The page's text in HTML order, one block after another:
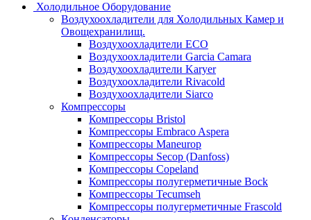
Холодильное Оборудование
Воздухоохладители для Холодильных Камер и
Овощехранилищ.
Воздухоохладители ECO
Воздухоохладители Garcia Camara
Воздухоохладители Karyer
Воздухоохладители Rivacold
Воздухоохладители Siarco
Компрессоры
Компрессоры Bristol
Компрессоры Embraco Aspera
Компрессоры Maneurop
Компрессоры Secop (Danfoss)
Компрессоры Copeland
Компрессоры полугерметичные Bock
Компрессоры Tecumseh
Компрессоры полугерметичные Frascold